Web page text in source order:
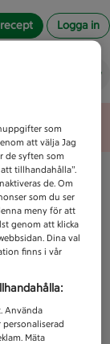
Logga in
som
att välja Jag
de syften som
tillhandahålla”.
de. Om
som du ser
meny för att
genom att klicka
Dina val
finns i vår
Använda
Mäta